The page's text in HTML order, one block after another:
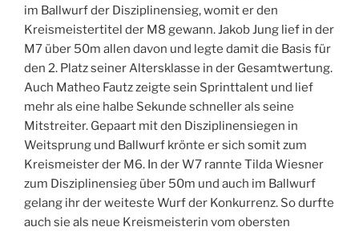
im Ballwurf der Disziplinensieg, womit er den
Kreismeistertitel der M8 gewann. Jakob Jung lief in der
M7 über 50m allen davon und legte damit die Basis für
den 2. Platz seiner Altersklasse in der Gesamtwertung.
Auch Matheo Fautz zeigte sein Sprinttalent und lief
mehr als eine halbe Sekunde schneller als seine
Mitstreiter. Gepaart mit den Disziplinensiegen in
Weitsprung und Ballwurf krönte er sich somit zum
Kreismeister der M6. In der W7 rannte Tilda Wiesner
zum Disziplinensieg über 50m und auch im Ballwurf
gelang ihr der weiteste Wurf der Konkurrenz. So durfte
auch sie als neue Kreismeisterin vom obersten